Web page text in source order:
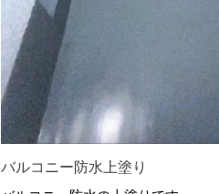
バルコニー防水上塗り